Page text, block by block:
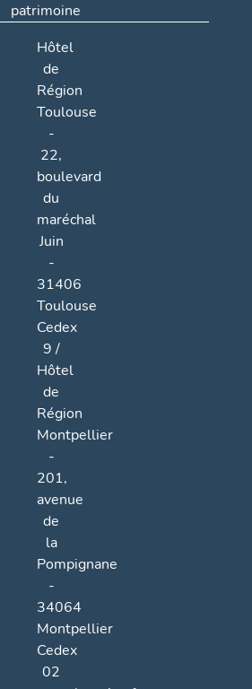
patrimoine
Hôtel
de
Région
Toulouse
-
22,
boulevard
du
maréchal
Juin
-
31406
Toulouse
Cedex
9 /
Hôtel
de
Région
Montpellier
-
201,
avenue
de
la
Pompignane
-
34064
Montpellier
Cedex
02